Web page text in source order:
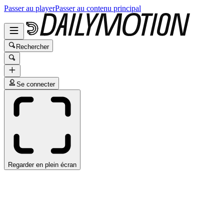
Passer au playerPasser au contenu principal
Rechercher
Se connecter
Regarder en plein écran